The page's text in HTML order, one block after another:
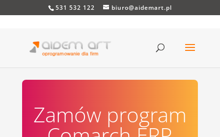
531 532 122 biuro@aidemart.pl
Zamów program